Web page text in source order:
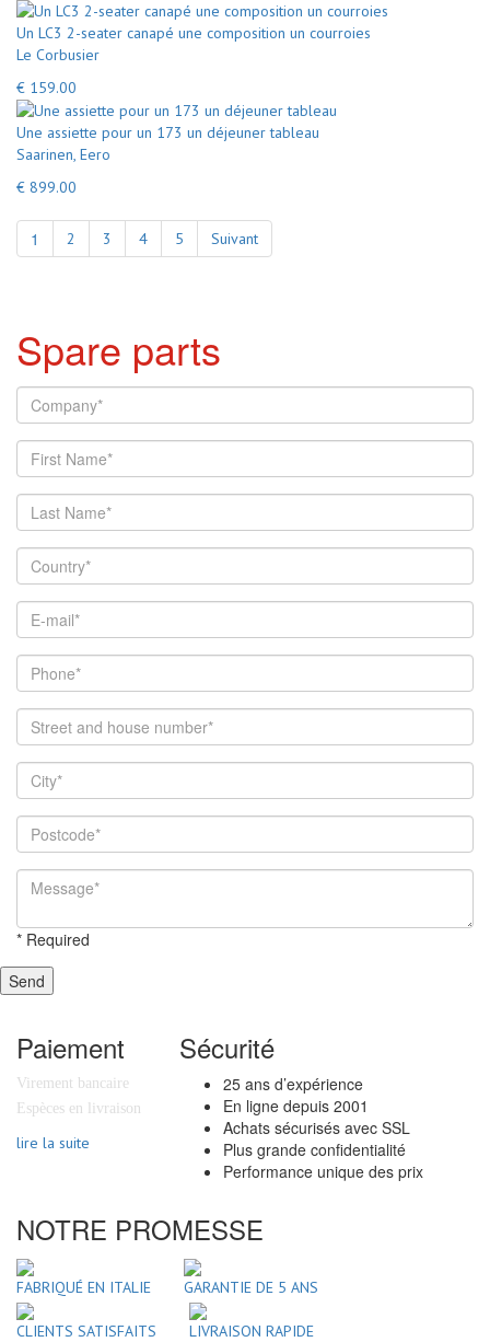
Un LC3 2-seater canapé une composition un courroies
Le Corbusier
€ 159.00
Une assiette pour un 173 un déjeuner tableau
Saarinen, Eero
€ 899.00
1 2 3 4 5 Suivant
Spare parts
* Required
Send
Paiement
Virement bancaire
Espèces en livraison
lire la suite
Sécurité
25 ans d’expérience
En ligne depuis 2001
Achats sécurisés avec SSL
Plus grande confidentialité
Performance unique des prix
NOTRE PROMESSE
FABRIQUÉ EN ITALIE GARANTIE DE 5 ANS
CLIENTS SATISFAITS LIVRAISON RAPIDE